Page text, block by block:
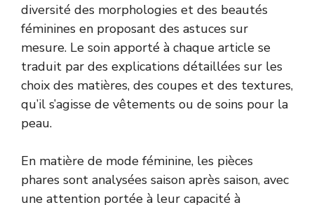
diversité des morphologies et des beautés
féminines en proposant des astuces sur
mesure. Le soin apporté à chaque article se
traduit par des explications détaillées sur les
choix des matières, des coupes et des textures,
qu’il s’agisse de vêtements ou de soins pour la
peau.
En matière de mode féminine, les pièces
phares sont analysées saison après saison, avec
une attention portée à leur capacité à